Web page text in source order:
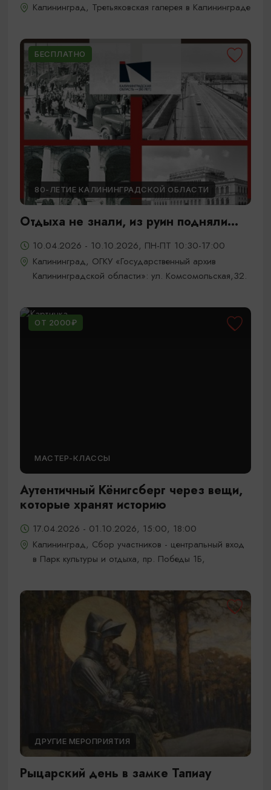
Калининград, Третьяковская галерея в Калининграде
БЕСПЛАТНО
80-ЛЕТИЕ КАЛИНИНГРАДСКОЙ ОБЛАСТИ
Отдыха не знали, из руин подняли...
10.04.2026 - 10.10.2026, ПН-ПТ 10:30-17:00
Калининград, ОГКУ «Государственный архив
Калининградской области»: ул. Комсомольская,32.
ОТ 2000₽
МАСТЕР-КЛАССЫ
Аутентичный Кёнигсберг через вещи,
которые хранят историю
17.04.2026 - 01.10.2026, 15:00, 18:00
Калининград, Сбор участников - центральный вход
в Парк культуры и отдыха, пр. Победы 1Б,
ДРУГИЕ МЕРОПРИЯТИЯ
Рыцарский день в замке Тапиау